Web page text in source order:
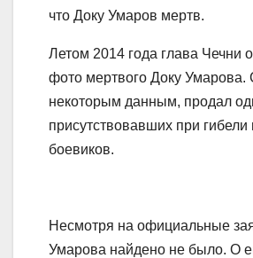
что Доку Умаров мертв.
Летом 2014 года глава Чечни
фото мертвого Доку Умарова.
некоторым данным, продал
присутствовавших при гибели
боевиков.
Несмотря на официальные
Умарова найдено не было. О